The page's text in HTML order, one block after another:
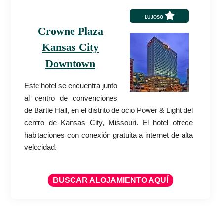
LUJOSO
Crowne Plaza
Kansas City
Downtown
Este hotel se encuentra junto
al centro de convenciones
de Bartle Hall, en el distrito de ocio Power & Light del
centro de Kansas City, Missouri. El hotel ofrece
habitaciones con conexión gratuita a internet de alta
velocidad.
BUSCAR ALOJAMIENTO AQUÍ